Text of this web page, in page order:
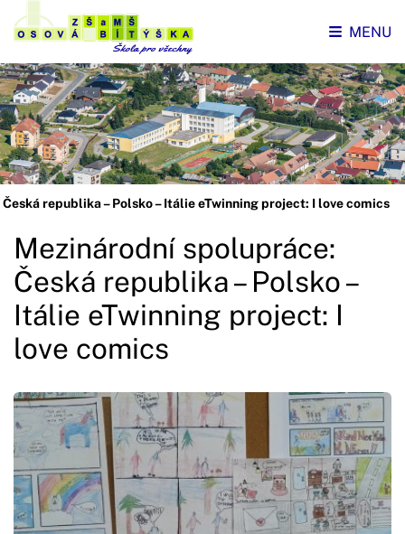
MENU
republika – Polsko – Itálie eTwinning project: I love comics
Mezinárodní spolupráce:
Česká republika – Polsko –
Itálie eTwinning project: I
love comics